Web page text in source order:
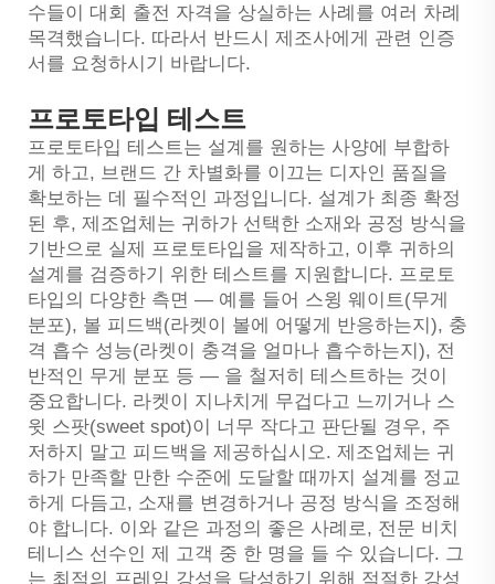
수들이 대회 출전 자격을 상실하는 사례를 여러 차례
목격했습니다. 따라서 반드시 제조사에게 관련 인증
서를 요청하시기 바랍니다.
프로토타입 테스트
프로토타입 테스트는 설계를 원하는 사양에 부합하
게 하고, 브랜드 간 차별화를 이끄는 디자인 품질을
확보하는 데 필수적인 과정입니다. 설계가 최종 확정
된 후, 제조업체는 귀하가 선택한 소재와 공정 방식을
기반으로 실제 프로토타입을 제작하고, 이후 귀하의
설계를 검증하기 위한 테스트를 지원합니다. 프로토
타입의 다양한 측면 — 예를 들어 스윙 웨이트(무게
분포), 볼 피드백(라켓이 볼에 어떻게 반응하는지), 충
격 흡수 성능(라켓이 충격을 얼마나 흡수하는지), 전
반적인 무게 분포 등 — 을 철저히 테스트하는 것이
중요합니다. 라켓이 지나치게 무겁다고 느끼거나 스
윗 스팟(sweet spot)이 너무 작다고 판단될 경우, 주
저하지 말고 피드백을 제공하십시오. 제조업체는 귀
하가 만족할 만한 수준에 도달할 때까지 설계를 정교
하게 다듬고, 소재를 변경하거나 공정 방식을 조정해
야 합니다. 이와 같은 과정의 좋은 사례로, 전문 비치
테니스 선수인 제 고객 중 한 명을 들 수 있습니다. 그
는 최적의 프레임 강성을 달성하기 위해 적절한 강성